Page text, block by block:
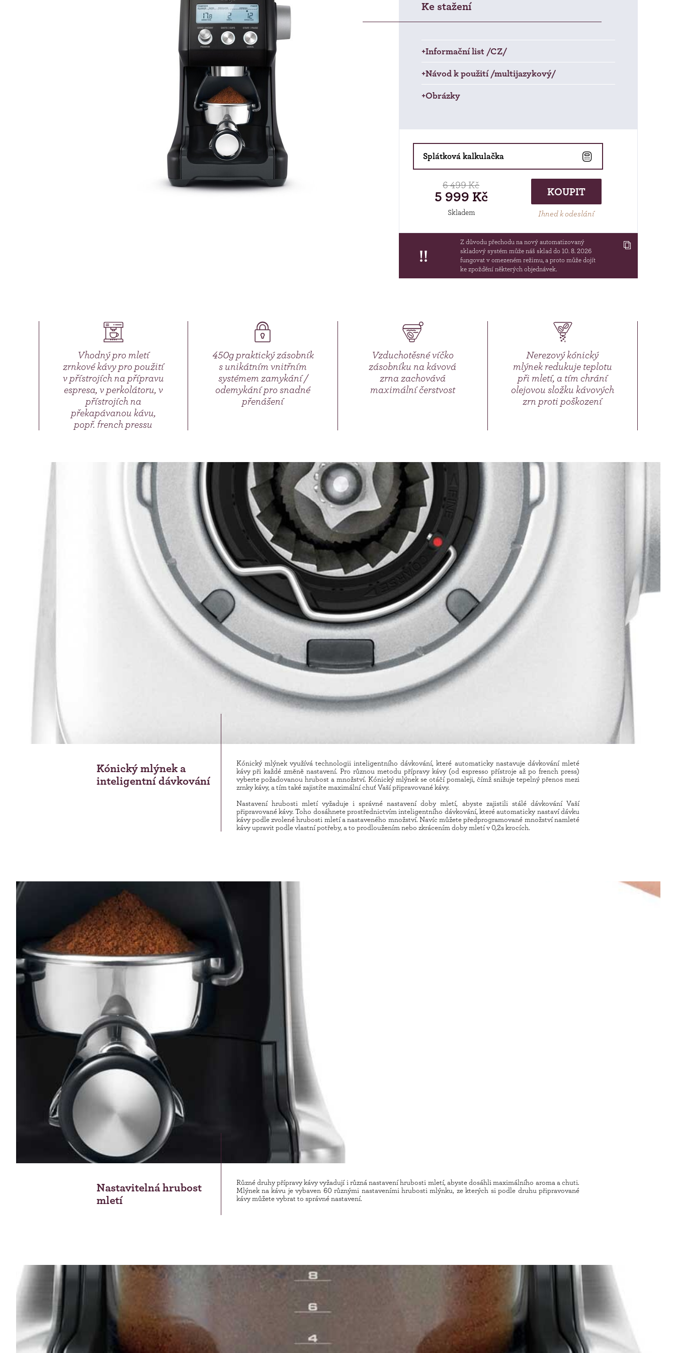
Ke stažení
+Informační list /CZ/
+Návod k použití /multijazykový/
+Obrázky
Splátková kalkulačka
6 499 Kč
5 999 Kč
Skladem
KOUPIT
Ihned k odeslání
!!
Z důvodu přechodu na nový automatizovaný
skladový systém může náš sklad do 10. 8. 2026
fungovat v omezeném režimu, a proto může dojít
ke zpoždění některých objednávek.
Vhodný pro mletí
zrnkové kávy pro použití
v přístrojích na přípravu
espresa, v perkolátoru, v
přístrojích na
překapávanou kávu,
popř. french pressu
450g praktický zásobník
s unikátním vnitřním
systémem zamykání /
odemykání pro snadné
přenášení
Vzduchotěsné víčko
zásobníku na kávová
zrna zachovává
maximální čerstvost
Nerezový kónický
mlýnek redukuje teplotu
při mletí, a tím chrání
olejovou složku kávových
zrn proti poškození
Kónický mlýnek a
inteligentní dávkování
Kónický mlýnek využívá technologii inteligentního dávkování, které automaticky nastavuje dávkování mleté
kávy při každé změně nastavení. Pro různou metodu přípravy kávy (od espresso přístroje až po french press)
vyberte požadovanou hrubost a množství. Kónický mlýnek se otáčí pomaleji, čímž snižuje tepelný přenos mezi
zrnky kávy, a tím také zajistíte maximální chuť Vaší připravované kávy.
Nastavení hrubosti mletí vyžaduje i správné nastavení doby mletí, abyste zajistili stálé dávkování Vaší
připravované kávy. Toho dosáhnete prostřednictvím inteligentního dávkování, které automaticky nastaví dávku
kávy podle zvolené hrubosti mletí a nastaveného množství. Navíc můžete předprogramované množství namleté
kávy upravit podle vlastní potřeby, a to prodloužením nebo zkrácením doby mletí v 0,2s krocích.
Nastavitelná hrubost
mletí
Různé druhy přípravy kávy vyžadují i různá nastavení hrubosti mletí, abyste dosáhli maximálního aroma a chuti.
Mlýnek na kávu je vybaven 60 různými nastaveními hrubosti mlýnku, ze kterých si podle druhu připravované
kávy můžete vybrat to správné nastavení.